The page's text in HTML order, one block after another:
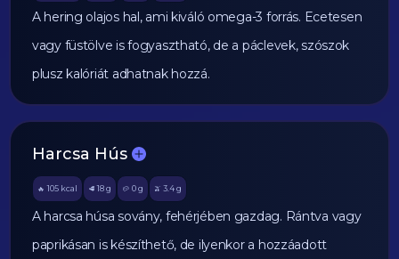
A hering olajos hal, ami kiváló omega-3 forrás. Ecetesen
vagy füstölve is fogyasztható, de a páclevek, szószok
plusz kalóriát adhatnak hozzá.
Harcsa Hús
🔥 105 kcal 🥩 18g 🥔 0 g 🫒 3.4g
A harcsa húsa sovány, fehérjében gazdag. Rántva vagy
paprikásan is készíthető, de ilyenkor a hozzáadott